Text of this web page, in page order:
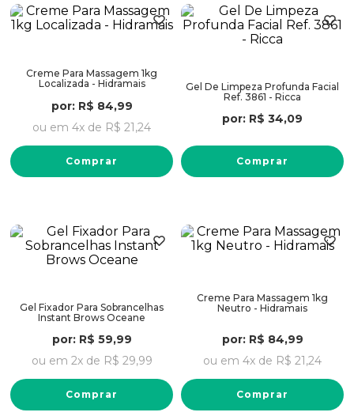
Creme Para Massagem 1kg
Localizada - Hidramais
por: R$ 84,99
ou em 4x de R$ 21,24
Comprar
Gel De Limpeza Profunda Facial
Ref. 3861 - Ricca
por: R$ 34,09
Comprar
Gel Fixador Para Sobrancelhas
Instant Brows Oceane
por: R$ 59,99
ou em 2x de R$ 29,99
Comprar
Creme Para Massagem 1kg
Neutro - Hidramais
por: R$ 84,99
ou em 4x de R$ 21,24
Comprar